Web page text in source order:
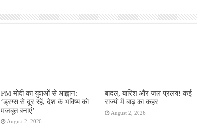
PM मोदी का युवाओं से आह्वान:
‘ड्रग्स से दूर रहें, देश के भविष्य को
मजबूत बनाएं’
August 2, 2026
बादल, बारिश और जल प्रलय! कई
राज्यों में बाढ़ का कहर
August 2, 2026